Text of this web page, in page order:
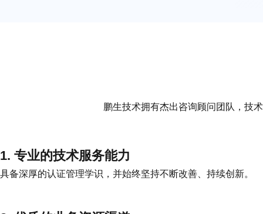
鹏生技术拥有杰出咨询顾问团队，技
1. 专业的技术服务能力
具备深厚的认证管理学识，并始终坚持不断改善、持续创新。